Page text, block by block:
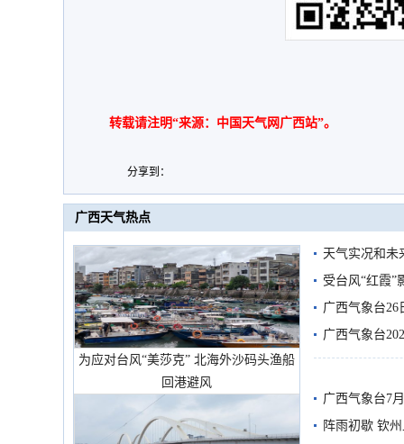
转载请注明“来源：中国天气网广西站”。
分享到：
广西天气热点
为应对台风“美莎克” 北海外沙码头渔船
回港避风
天气实况和未
受台风“红霞”
有较强降雨
广西气象台26
广西气象台
预警
广西气象台7
阵雨初歇 钦